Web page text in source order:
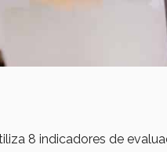
8 indicadores de